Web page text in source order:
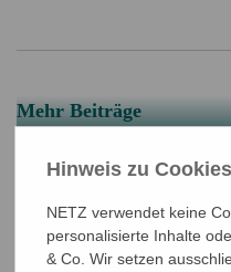
Mehr Beiträge
Besondere
Bangladeschtagung
Bangladeschtagung
Hinweis zu Cookies
NETZ verwendet keine
personalisierte Inhalte
& Co. Wir setzen